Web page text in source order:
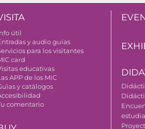
útil
y audio guías
para los visitantes
card
educativas
APP de los MiC
y catàlogos
comentario